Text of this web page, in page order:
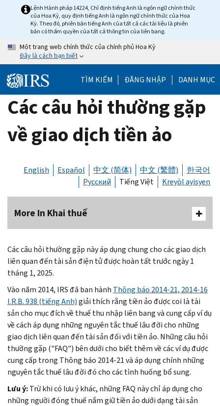
Lệnh Hành pháp 14224, Chỉ định tiếng Anh là ngôn ngữ chính thức
của Hoa Kỳ, quy định tiếng Anh là ngôn ngữ chính thức của Hoa
Kỳ. Theo đó, phiên bản tiếng Anh của tất cả các tài liệu là phiên
bản có thẩm quyền của tất cả thông tin của liên bang.
Một trang web chính thức của chính phủ Hoa Kỳ
Đây là cách bạn biết
TÌM KIẾM ĐĂNG NHẬP DANH MỤC
Các câu hỏi thường gặp
về giao dịch tiền ảo
English Español 中文 (简体) 中文 (繁體)
한국어
Русский
Tiếng Việt Kreyòl ayisyen
More In Khai thuế
Các câu hỏi thường gặp này áp dụng chung cho các giao dịch
liên quan đến tài sản điện tử được hoàn tất trước ngày 1
tháng 1, 2025.
Vào năm 2014, IRS đã ban hành Thông báo 2014-21, 2014-16
I.R.B. 938 (tiếng Anh)giải thích rằng tiền ảo được coi là tài
sản cho mục đích về thuế thu nhập liên bang và cung cấp ví dụ
về cách áp dụng những nguyên tắc thuế lâu đời cho những
giao dịch liên quan đến tài sản đối với tiền ảo. Những câu hỏi
thường gặp ("FAQ") bên dưới cho biết thêm về các ví dụ được
cung cấp trong Thông báo 2014-21 và áp dụng chính những
nguyên tắc thuế lâu đời đó cho các tình huống bổ sung.
Lưu ý:Trừ khi có lưu ý khác, những FAQ này chỉ áp dụng cho
những người đóng thuế nắm giữ tiền ảo dưới dạng tài sản